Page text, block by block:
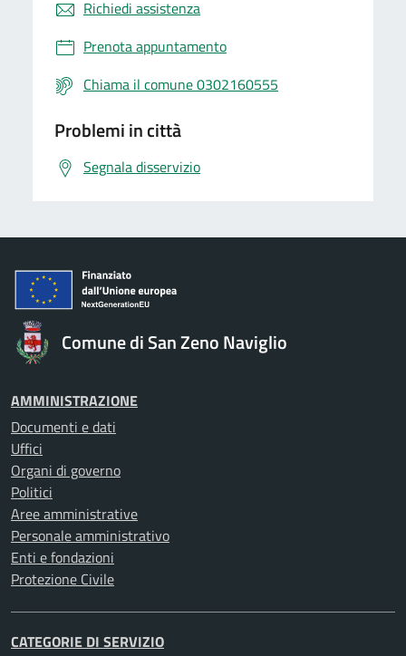
Richiedi assistenza
Prenota appuntamento
Chiama il comune 0302160555
Problemi in città
Segnala disservizio
Comune di San Zeno Naviglio
AMMINISTRAZIONE
Documenti e dati
Uffici
Organi di governo
Politici
Aree amministrative
Personale amministrativo
Enti e fondazioni
Protezione Civile
CATEGORIE DI SERVIZIO